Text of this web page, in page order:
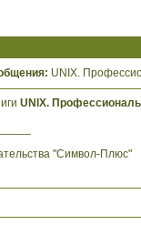
UNIX.
UNIX.
"Символ-Плюс"